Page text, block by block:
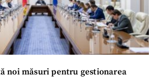
noi măsuri pentru gestionarea